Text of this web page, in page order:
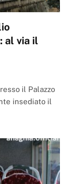
al via il
il Palazzo
insediato il